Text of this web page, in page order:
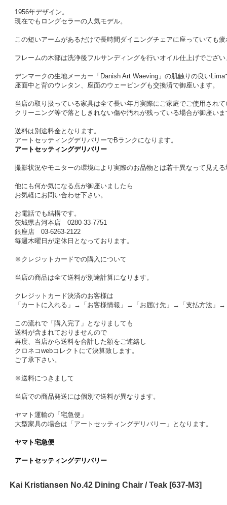
1956年デザイン。
現在でもロングセラーの人気モデル。
この短いアームがあるだけで長時間ダイニングチェアに座っていても
フレームの木部は洗浄後フルサンディングを行いオイル仕上げでござ
デンマークの生地メーカー「Danish Art Waeving」の肌触りの良い
座面中と背のウレタン、座面のウェービングも交換済で御座います。
当店の取り扱っている家具は全て長い年月実際にご家庭でご使用され
クリーニング等で落としきれない傷や汚れが残っている場合が御座い
送料は別途料金となります。
アートセッティングデリバリーでBランクになります。
アートセッティングデリバリー
撮影状況やモニターの環境により実際のお品物とは若干異なって見え
他にも何か気になる点が御座いましたら
お気軽にお問い合わせ下さい。
お電話でも結構です。
茨城県古河本店 0280-33-7751
銀座店 03-6263-2122
毎週木曜日が定休日となっております。
※クレジットカードでの購入について
当店の商品は全て送料が別途計算になります。
クレジットカード決済のお客様は
「カートに入れる」→「お客様情報」→「お届け先」→「支払方法」
この流れで「購入完了」となりましても
送料が含まれておりませんので
再度、当店から送料を合計した額をご連絡し
クロネコwebコレクトにて決算致します。
ご了承下さい。
※送料につきまして
当店での商品発送には個別で送料が異なります。
ヤマト運輸の「宅急便」
大型家具の場合は「アートセッティングデリバリー」となります。
ヤマト宅急便
アートセッティングデリバリー
Kai Kristiansen No.42 Dining Chair / Teak [637-M3]